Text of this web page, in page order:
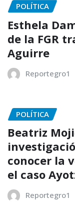
POLÍTICA
Esthela
de la FGR
Aguirre
Reportegro1
POLÍTICA
Beatriz
conocer la
el caso
Reportegro1